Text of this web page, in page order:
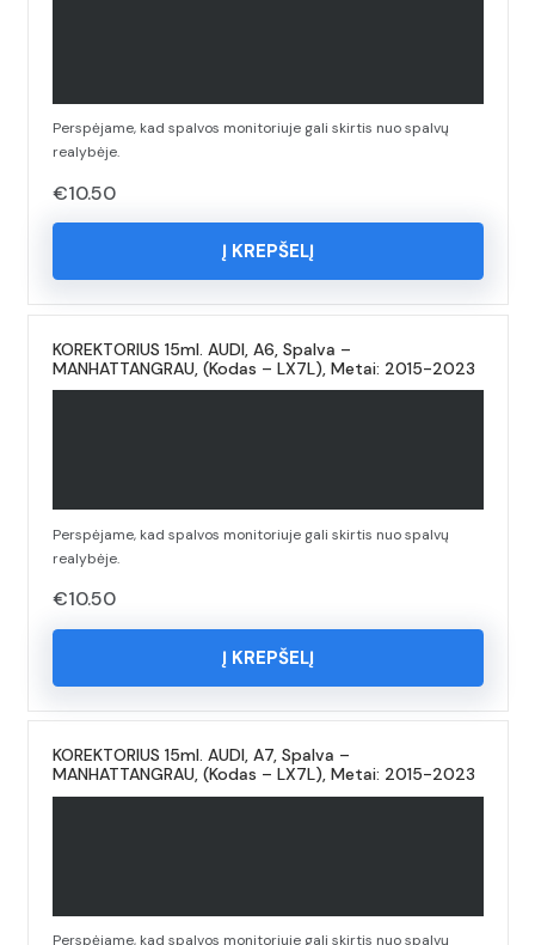
Perspėjame, kad spalvos monitoriuje gali skirtis nuo spalvų
realybėje.
€10.50
Į KREPŠELĮ
KOREKTORIUS 15ml. AUDI, A6, Spalva –
MANHATTANGRAU, (Kodas – LX7L), Metai: 2015-2023
Perspėjame, kad spalvos monitoriuje gali skirtis nuo spalvų
realybėje.
€10.50
Į KREPŠELĮ
KOREKTORIUS 15ml. AUDI, A7, Spalva –
MANHATTANGRAU, (Kodas – LX7L), Metai: 2015-2023
Perspėjame, kad spalvos monitoriuje gali skirtis nuo spalvų